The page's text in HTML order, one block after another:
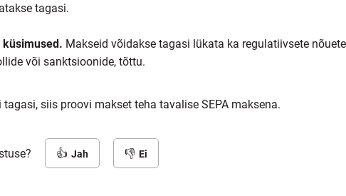
tagasi.
Makseid võidakse tagasi lükata ka regulatiivsete
või sanktsioonide, tõttu.
siis proovi makset teha tavalise SEPA maksena.
Jah Ei